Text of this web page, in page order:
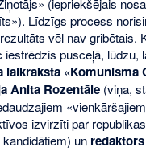
Līdzīgs process
vēl nav gribētais.
iestrēdzis pusceļā, lūdzu,
laikraksta «Komunisma
Anita Rozentāle (viņa,
izvirzīti par
un